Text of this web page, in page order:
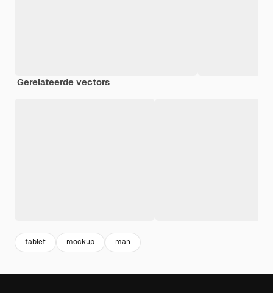
Gerelateerde vectors
tablet mockup man